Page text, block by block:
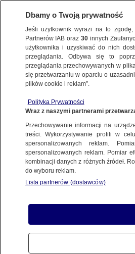
ŁÓDŹ
w wypadku autobusu
Anna Winiarska
31.05.2026, 16:18
Posłuchaj artykułu
Czyta lektor AI
Dbamy o Twoją prywatność
Jeśli użytkownik wyrazi na to
Partnerów IAB oraz30 innych
użytkownika i uzyskiwać do nich
przeglądania. Odbywa się to
przeglądania przechowywanych w
się przetwarzaniu w oparciu o
plików cookie i reklam”.
Polityka Prywatności
Wraz z naszymi partnerami
Przechowywanie informacji na
treści. Wykorzystywanie profili w
spersonalizowanych reklam.
spersonalizowanych reklam. Pomiar
kombinacji danych z różnych źródeł.
do wyboru reklam.
Lista partnerów (dostawców)